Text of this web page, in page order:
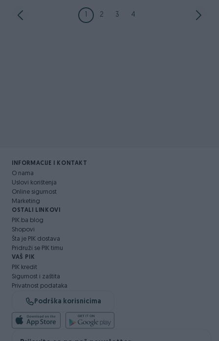
1 2 3 4
INFORMACIJE I KONTAKT
O nama
Uslovi korištenja
Online sigurnost
Marketing
OSTALI LINKOVI
PIK.ba blog
Shopovi
Šta je PIK dostava
Pridruži se PIK timu
VAŠ PIK
PIK kredit
Sigurnost i zaštita
Privatnost podataka
Podrška korisnicima